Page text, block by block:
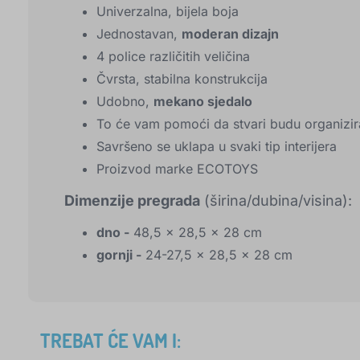
Univerzalna, bijela boja
Jednostavan, moderan dizajn
4 police različitih veličina
Čvrsta, stabilna konstrukcija
Udobno, mekano sjedalo
To će vam pomoći da stvari budu
Savršeno se uklapa u svaki tip interijera
Proizvod marke ECOTOYS
Dimenzije pregrada (širina/dubina/visina):
dno - 48,5 x 28,5 x 28 cm
gornji - 24-27,5 x 28,5 x 28 cm
TREBAT ĆE VAM I: